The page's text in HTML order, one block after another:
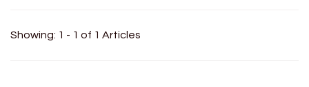
Showing: 1 - 1 of 1 Articles